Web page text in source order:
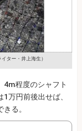
イター・井上海生）
4m程度のシャフト
万円前後出せば、
る。